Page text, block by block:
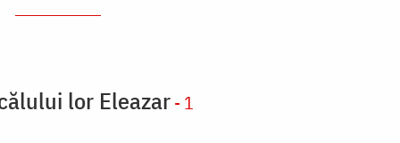
lor Eleazar- 1